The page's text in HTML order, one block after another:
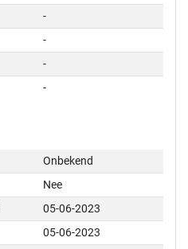
-
-
-
-
Onbekend
Nee
05-06-2023
05-06-2023